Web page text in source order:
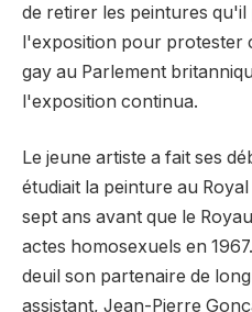
de retirer les peintures qu'il
l'exposition pour protester
gay au Parlement
l'exposition continua.
Le jeune artiste a fait ses
étudiait la peinture au
sept ans avant que le
actes homosexuels en
deuil son partenaire de
assistant, Jean-Pierre